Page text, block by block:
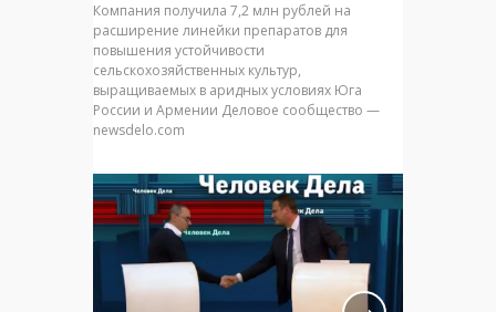
Компания получила 7,2 млн рублей на
расширение линейки препаратов для
повышения устойчивости
сельскохозяйственных культур,
выращиваемых в аридных условиях Юга
России и Армении Деловое сообщество —
newsdelo.com